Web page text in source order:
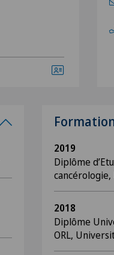
2019
Diplôme
cancérologie,
2018
Diplôme
ORL,